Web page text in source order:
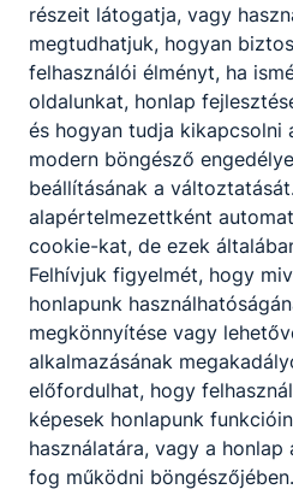
csokoládéból
folyamatosan
idegennyelvű
alapszinten,
trendek
ISKOLASPECIFIKUS
A cukrász szaktudásának
cukrászsüteményeket,
alkalmi díszmunkákat
cukrásztermék
megjelenésében,
ízében is a legmagasabb
Alkotómunkája során
megrendelők igényeit, a
technológiai megoldásokat
részeit látogatja, vagy
megtudhatjuk, hogyan
felhasználói élményt, ha
oldalunkat, honlap
és hogyan tudja kikapcsolni
modern böngésző
beállításának a
alapértelmezettként
cookie-kat, de ezek
Felhívjuk figyelmét, hogy
honlapunk
megkönnyítése vagy
alkalmazásának
előfordulhat, hogy
képesek honlapunk
használatára, vagy a
fog működni böngészőjében.